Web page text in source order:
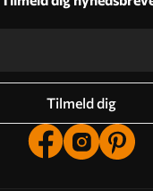
Tilmeld dig